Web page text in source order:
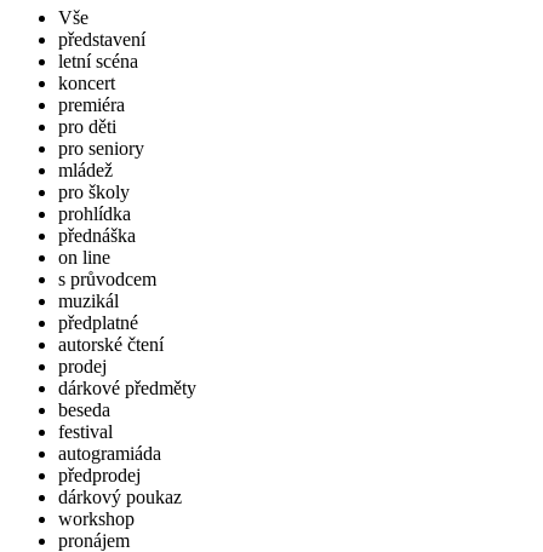
Vše
představení
letní scéna
koncert
premiéra
pro děti
pro seniory
mládež
pro školy
prohlídka
přednáška
on line
s průvodcem
muzikál
předplatné
autorské čtení
prodej
dárkové předměty
beseda
festival
autogramiáda
předprodej
dárkový poukaz
workshop
pronájem